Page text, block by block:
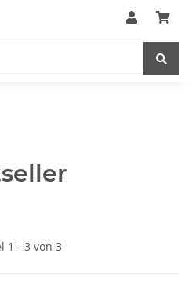
1 - 3 von 3